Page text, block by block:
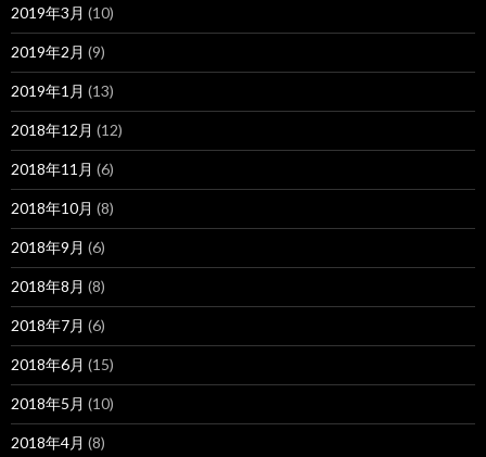
2019年3月 (10)
2019年2月 (9)
2019年1月 (13)
2018年12月 (12)
2018年11月 (6)
2018年10月 (8)
2018年9月 (6)
2018年8月 (8)
2018年7月 (6)
2018年6月 (15)
2018年5月 (10)
2018年4月 (8)